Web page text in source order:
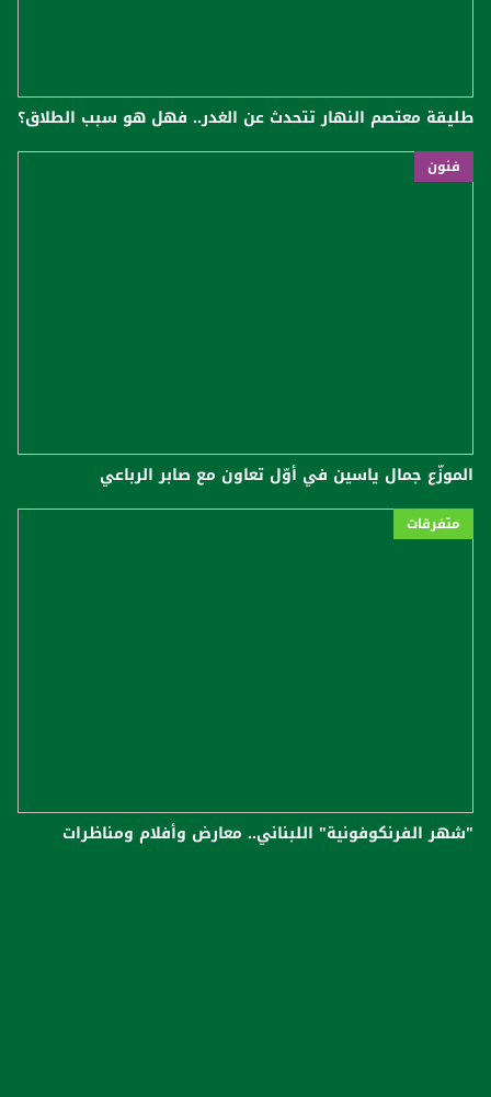
طليقة معتصم النهار تتحدث عن الغدر.. فهل هو سبب الطلاق؟
فنون
الموزّع جمال ياسين في أوّل تعاون مع صابر الرباعي
متفرقات
"شهر الفرنكوفونية" اللبناني.. معارض وأفلام ومناظرات